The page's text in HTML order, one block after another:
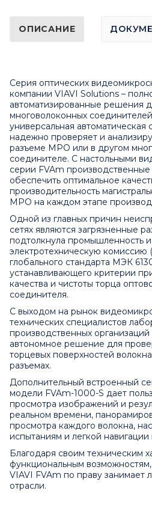
ОПИСАНИЕ
Серия оптических
компании VIAVI Solutions –
автоматизированные решения
многоволоконных
универсальная автоматическая
надежно проверяет и
разъеме MPO или в другом
соединителе. С настольными
серии FVAm
обеспечить оптимальное
производительность
MPO на каждом этапе
Одной из главных причин
сетях являются загрязненные
подтолкнула промышленность
электротехническую комиссию
глобального стандарта МЭК
устанавливающего критерии
качества и чистоты торца
соединителя.
С выходом на рынок
технических специалистов
производственных организаций
автономное решение для
торцевых поверхностей
разъемах.
Дополнительный встроенный
модели FVAm-1000-S дает
просмотра изображений и
реальном времени,
просмотра каждого волокна,
испытаниям и легкой навигации
Благодаря своим техническим
функциональным
VIAVI FVAm по праву занимает
отрасли.